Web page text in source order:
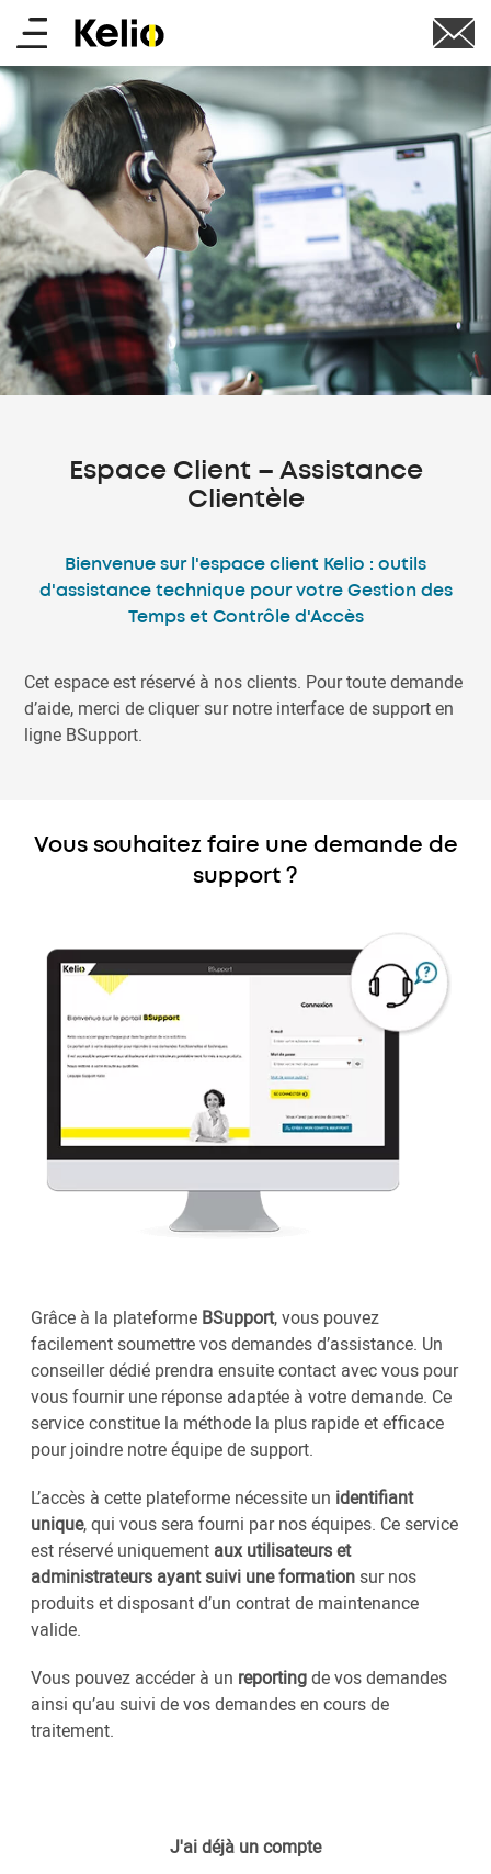
Aller
au
contenu
principal
Main
menu
Espace Client – Assistance
Clientèle
Bienvenue sur l'espace client Kelio : outils
d'assistance technique pour votre Gestion des
Temps et Contrôle d'Accès
Cet espace est réservé à nos clients. Pour toute demande
d’aide, merci de cliquer sur notre interface de support en
ligne BSupport.
Vous souhaitez faire une demande de
support ?
Grâce à la plateforme BSupport, vous pouvez
facilement soumettre vos demandes d’assistance. Un
conseiller dédié prendra ensuite contact avec vous pour
vous fournir une réponse adaptée à votre demande. Ce
service constitue la méthode la plus rapide et efficace
pour joindre notre équipe de support.
L’accès à cette plateforme nécessite un identifiant
unique, qui vous sera fourni par nos équipes. Ce service
est réservé uniquement aux utilisateurs et
administrateurs ayant suivi une formationsur nos
produits et disposant d’un contrat de maintenance
valide.
Vous pouvez accéder à un reportingde vos demandes
ainsi qu’au suivi de vos demandes en cours de
traitement.
J'ai déjà un compte